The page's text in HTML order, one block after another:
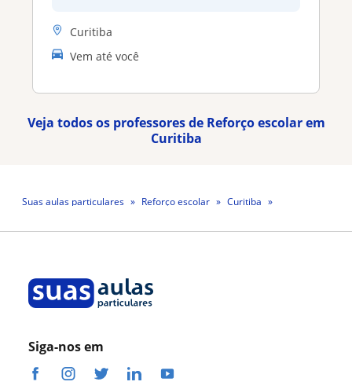
Curitiba
Vem até você
Veja todos os professores de Reforço escolar em
Curitiba
Suas aulas particulares Reforço escolar
Curitiba
Siga-nos em